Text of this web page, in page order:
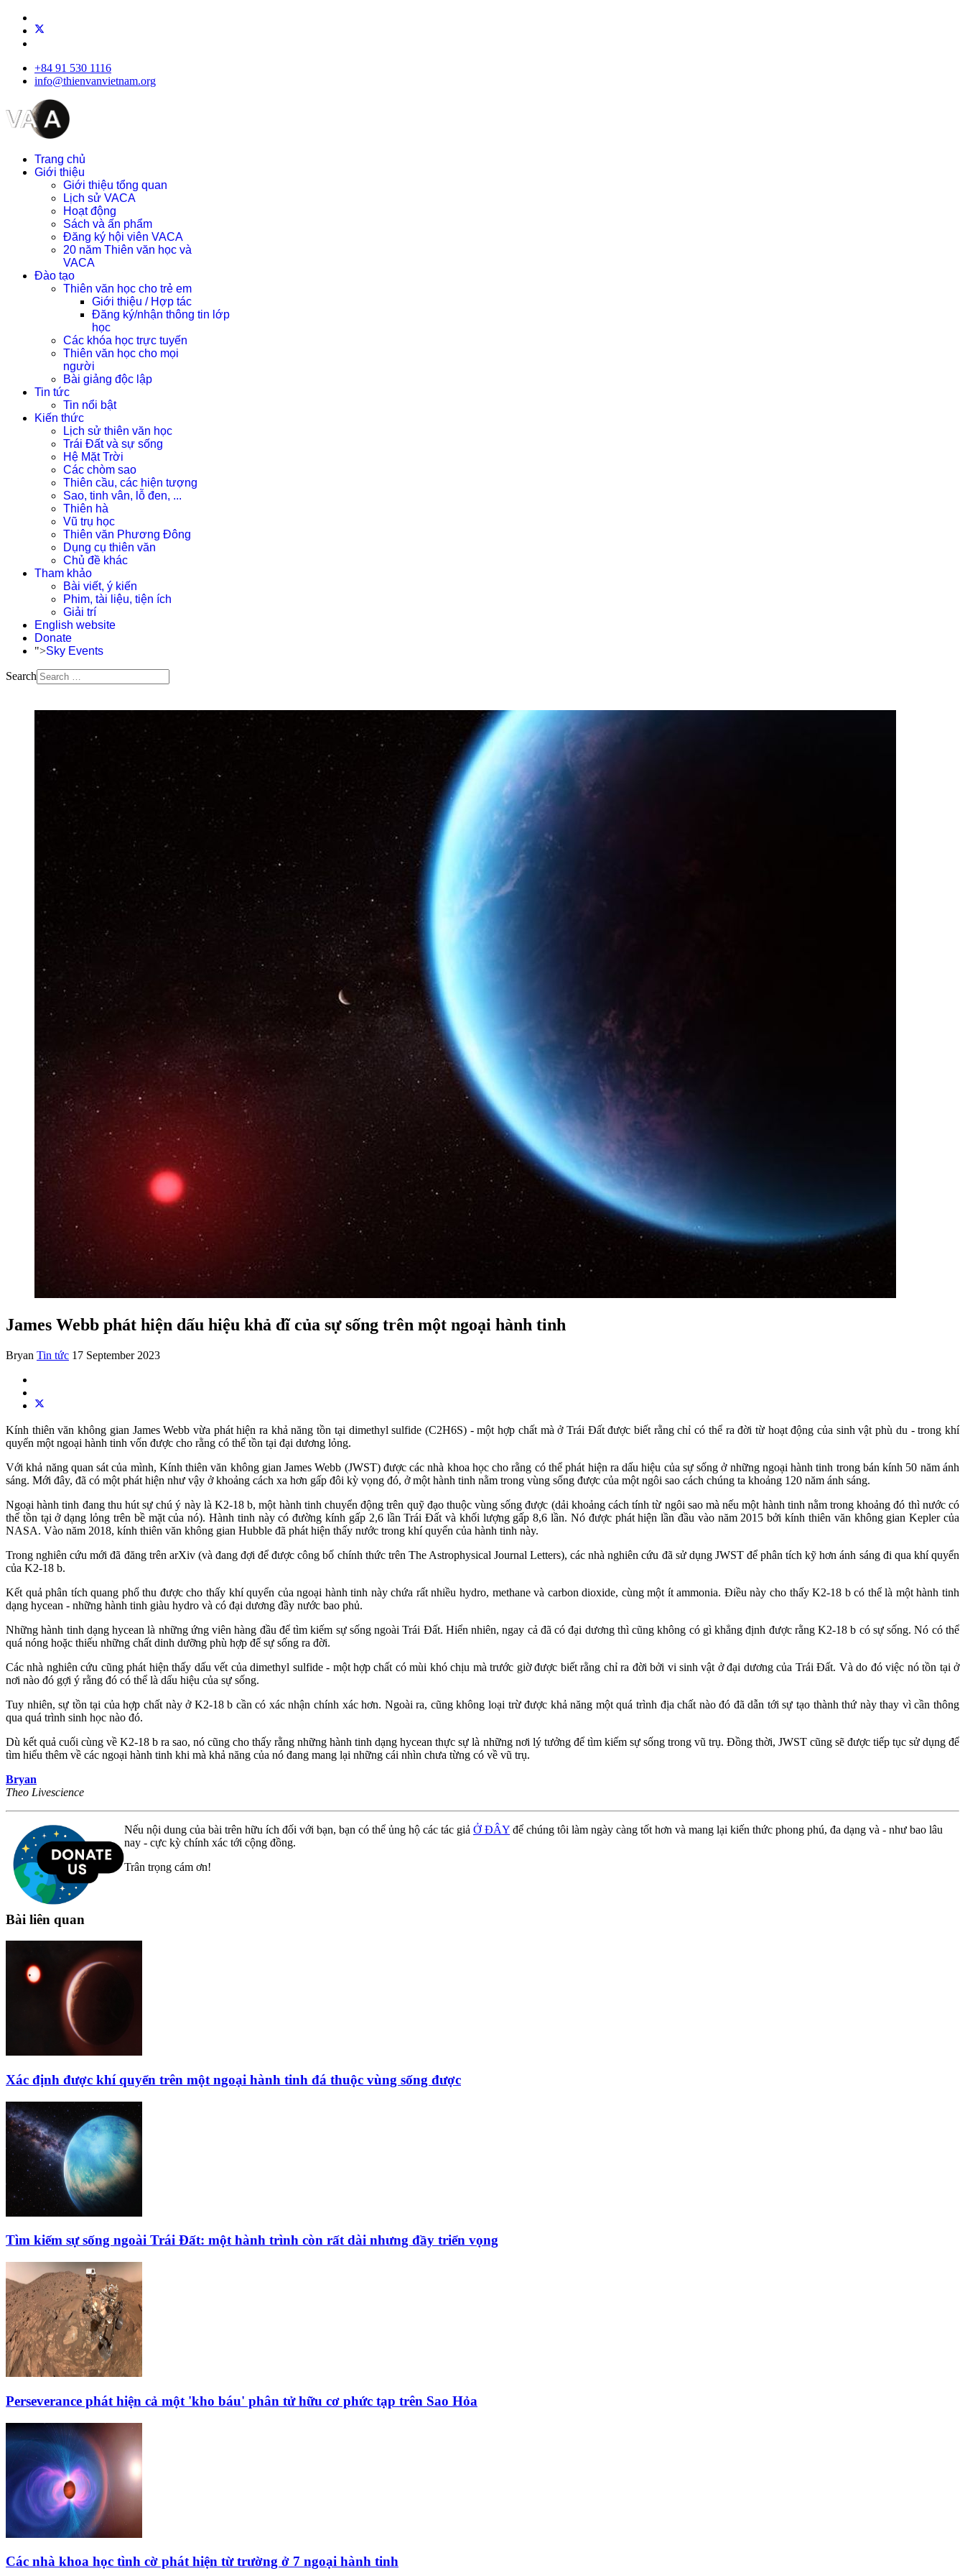
+84 91 530 1116
info@thienvanvietnam.org
Trang chủ
Giới thiệu
Giới thiệu tổng quan
Lịch sử VACA
Hoạt động
Sách và ấn phẩm
Đăng ký hội viên VACA
20 năm Thiên văn học và
VACA
Đào tạo
Thiên văn học cho trẻ em
Giới thiệu / Hợp tác
Đăng ký/nhận thông tin lớp
học
Các khóa học trực tuyến
Thiên văn học cho mọi
người
Bài giảng độc lập
Tin tức
Tin nổi bật
Kiến thức
Lịch sử thiên văn học
Trái Đất và sự sống
Hệ Mặt Trời
Các chòm sao
Thiên cầu, các hiện tượng
Sao, tinh vân, lỗ đen, ...
Thiên hà
Vũ trụ học
Thiên văn Phương Đông
Dụng cụ thiên văn
Chủ đề khác
Tham khảo
Bài viết, ý kiến
Phim, tài liệu, tiện ích
Giải trí
English website
Donate
">Sky Events
Search
James Webb phát hiện dấu hiệu khả dĩ của sự sống trên một ngoại hành tinh
Bryan Tin tức 17 September 2023
Kính thiên văn không gian James Webb vừa phát hiện ra khả năng tồn tại dimethyl sulfide (C2H6S) - một hợp chất mà ở Trái Đất được biết rằng chỉ có thể ra đời từ hoạt động của sinh vật phù du - trong khí
quyển một ngoại hành tinh vốn được cho rằng có thể tồn tại đại dương lỏng.
Với khả năng quan sát của mình, Kính thiên văn không gian James Webb (JWST) được các nhà khoa học cho rằng có thể phát hiện ra dấu hiệu của sự sống ở những ngoại hành tinh trong bán kính 50 năm ánh
sáng. Mới đây, đã có một phát hiện như vậy ở khoảng cách xa hơn gấp đôi kỳ vọng đó, ở một hành tinh nằm trong vùng sống được của một ngôi sao cách chúng ta khoảng 120 năm ánh sáng.
Ngoại hành tinh đang thu hút sự chú ý này là K2-18 b, một hành tinh chuyển động trên quỹ đạo thuộc vùng sống được (dải khoảng cách tính từ ngôi sao mà nếu một hành tinh nằm trong khoảng đó thì nước có
thể tồn tại ở dạng lỏng trên bề mặt của nó). Hành tinh này có đường kính gấp 2,6 lần Trái Đất và khối lượng gấp 8,6 lần. Nó được phát hiện lần đầu vào năm 2015 bởi kính thiên văn không gian Kepler của
NASA. Vào năm 2018, kính thiên văn không gian Hubble đã phát hiện thấy nước trong khí quyển của hành tinh này.
Trong nghiên cứu mới đã đăng trên arXiv (và đang đợi để được công bố chính thức trên The Astrophysical Journal Letters), các nhà nghiên cứu đã sử dụng JWST để phân tích kỹ hơn ánh sáng đi qua khí quyển
của K2-18 b.
Kết quả phân tích quang phổ thu được cho thấy khí quyển của ngoại hành tinh này chứa rất nhiều hydro, methane và carbon dioxide, cùng một ít ammonia. Điều này cho thấy K2-18 b có thể là một hành tinh
dạng hycean - những hành tinh giàu hydro và có đại dương đầy nước bao phủ.
Những hành tinh dạng hycean là những ứng viên hàng đầu để tìm kiếm sự sống ngoài Trái Đất. Hiển nhiên, ngay cả đã có đại dương thì cũng không có gì khẳng định được rằng K2-18 b có sự sống. Nó có thể
quá nóng hoặc thiếu những chất dinh dưỡng phù hợp để sự sống ra đời.
Các nhà nghiên cứu cũng phát hiện thấy dấu vết của dimethyl sulfide - một hợp chất có mùi khó chịu mà trước giờ được biết rằng chỉ ra đời bởi vi sinh vật ở đại dương của Trái Đất. Và do đó việc nó tồn tại ở
nơi nào đó gợi ý rằng đó có thể là dấu hiệu của sự sống.
Tuy nhiên, sự tồn tại của hợp chất này ở K2-18 b cần có xác nhận chính xác hơn. Ngoài ra, cũng không loại trừ được khả năng một quá trình địa chất nào đó đã dẫn tới sự tạo thành thứ này thay vì cần thông
qua quá trình sinh học nào đó.
Dù kết quả cuối cùng về K2-18 b ra sao, nó cũng cho thấy rằng những hành tinh dạng hycean thực sự là những nơi lý tưởng để tìm kiếm sự sống trong vũ trụ. Đồng thời, JWST cũng sẽ được tiếp tục sử dụng để
tìm hiểu thêm về các ngoại hành tinh khi mà khả năng của nó đang mang lại những cái nhìn chưa từng có về vũ trụ.
Bryan
Theo Livescience
Nếu nội dung của bài trên hữu ích đối với bạn, bạn có thể ủng hộ các tác giả Ở ĐÂY để chúng tôi làm ngày càng tốt hơn và mang lại kiến thức phong phú, đa dạng và - như bao lâu
nay - cực kỳ chính xác tới cộng đồng.
Trân trọng cám ơn!
Bài liên quan
Xác định được khí quyển trên một ngoại hành tinh đá thuộc vùng sống được
Tìm kiếm sự sống ngoài Trái Đất: một hành trình còn rất dài nhưng đầy triển vọng
Perseverance phát hiện cả một 'kho báu' phân tử hữu cơ phức tạp trên Sao Hỏa
Các nhà khoa học tình cờ phát hiện từ trường ở 7 ngoại hành tinh